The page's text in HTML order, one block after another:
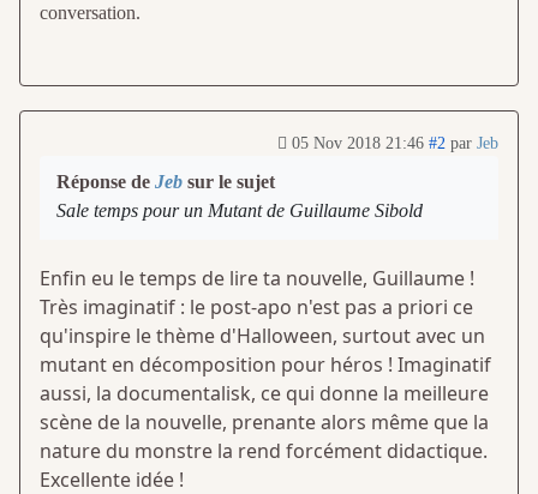
conversation.
05 Nov 2018 21:46 #2 par Jeb
Réponse de Jeb sur le sujet
Sale temps pour un Mutant de Guillaume Sibold
Enfin eu le temps de lire ta nouvelle, Guillaume !
Très imaginatif : le post-apo n'est pas a priori ce
qu'inspire le thème d'Halloween, surtout avec un
mutant en décomposition pour héros ! Imaginatif
aussi, la documentalisk, ce qui donne la meilleure
scène de la nouvelle, prenante alors même que la
nature du monstre la rend forcément didactique.
Excellente idée !